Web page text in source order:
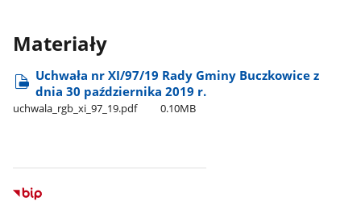
Materiały
Uchwała nr XI/97/19 Rady Gminy Buczkowice z
dnia 30 października 2019 r.
uchwala​_rgb​_xi​_97​_19.pdf 0.10MB